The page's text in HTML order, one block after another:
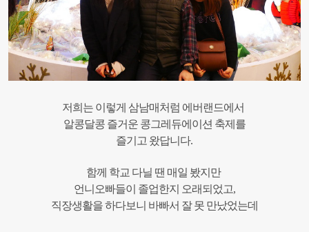
저희는 이렇게 삼남매처럼 에버랜드에서
알콩달콩 즐거운 콩그레듀에이션 축제를
즐기고 왔답니다.
함께 학교 다닐 땐 매일 봤지만
언니오빠들이 졸업한지 오래되었고,
직장생활을 하다보니 바빠서 잘 못 만났었는데